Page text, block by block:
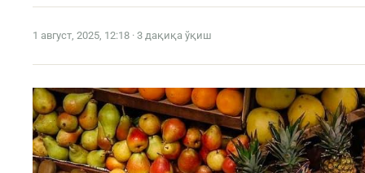
1 август, 2025, 12:18 · 3 дақиқа ўқиш